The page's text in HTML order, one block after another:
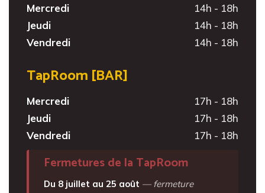
Mercredi
14h - 18h
Jeudi
14h - 18h
Vendredi
14h - 18h
TapRoom [BAR]
Mercredi
17h - 18h
Jeudi
17h - 18h
Vendredi
17h - 18h
Fermetures de la TapRoom
Du 8 juillet au 25 août — fermeture